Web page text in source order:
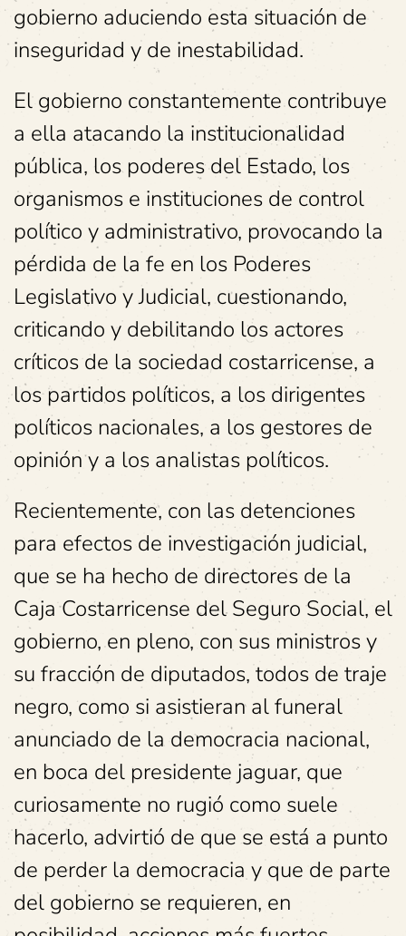
gobierno aduciendo esta situación de
inseguridad y de inestabilidad.
El gobierno constantemente contribuye
a ella atacando la institucionalidad
pública, los poderes del Estado, los
organismos e instituciones de control
político y administrativo, provocando la
pérdida de la fe en los Poderes
Legislativo y Judicial, cuestionando,
criticando y debilitando los actores
críticos de la sociedad costarricense, a
los partidos políticos, a los dirigentes
políticos nacionales, a los gestores de
opinión y a los analistas políticos.
Recientemente, con las detenciones
para efectos de investigación judicial,
que se ha hecho de directores de la
Caja Costarricense del Seguro Social, el
gobierno, en pleno, con sus ministros y
su fracción de diputados, todos de traje
negro, como si asistieran al funeral
anunciado de la democracia nacional,
en boca del presidente jaguar, que
curiosamente no rugió como suele
hacerlo, advirtió de que se está a punto
de perder la democracia y que de parte
del gobierno se requieren, en